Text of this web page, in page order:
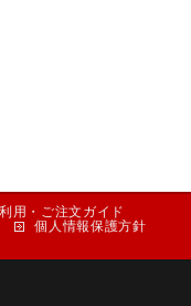
用・ご注文ガイド
個人情報保護方針